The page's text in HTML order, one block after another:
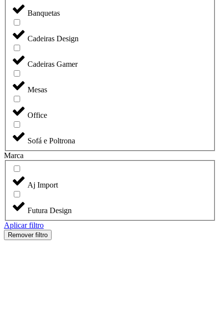
Banquetas
Cadeiras Design
Cadeiras Gamer
Mesas
Office
Sofá e Poltrona
Marca
Aj Import
Futura Design
Aplicar filtro
Remover filtro